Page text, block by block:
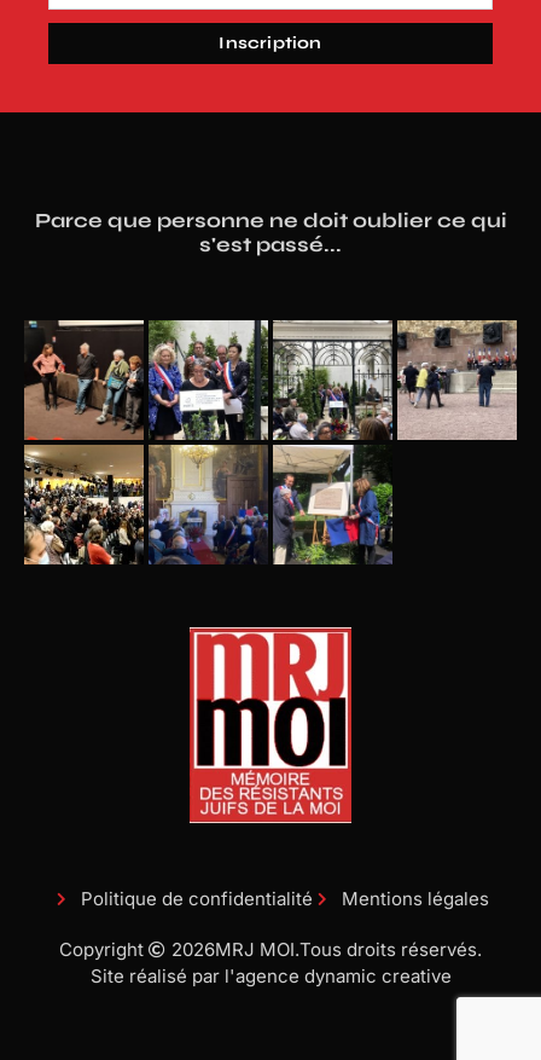
Inscription
Parce que personne ne doit oublier ce qui
s'est passé...
Politique de confidentialité Mentions légales
Copyright 2026MRJ MOI.Tous droits réservés.
Site réalisé par l'agence dynamic creative